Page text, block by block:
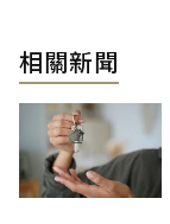
相關新聞